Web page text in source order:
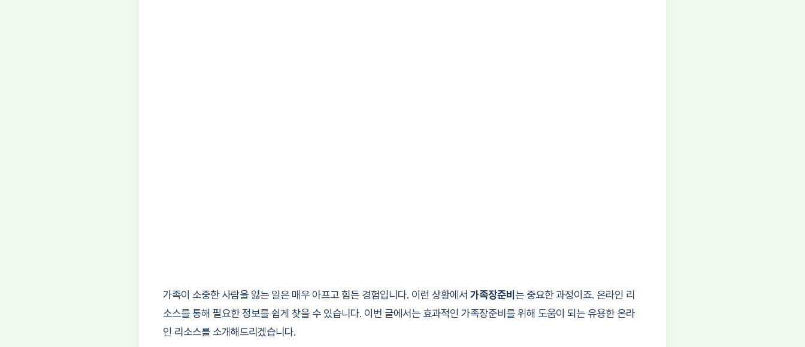
가족이 소중한 사람을 잃는 일은 매우 아프고 힘든 경험입니다. 이런 상황에서 가족장준비 는 중요한 과정이죠. 온라인 리
소스를 통해 필요한 정보를 쉽게 찾을 수 있습니다. 이번 글에서는 효과적인 가족장준비를 위해 도움이 되는 유용한 온라
인 리소스를 소개해드리겠습니다.